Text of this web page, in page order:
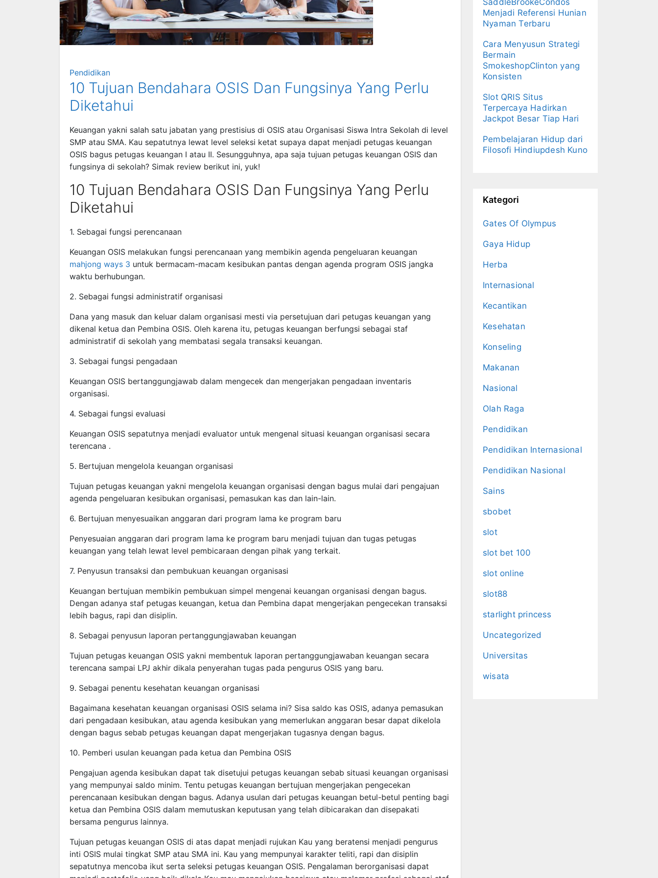
Pendidikan
10 Tujuan Bendahara OSIS Dan Fungsinya Yang Perlu
Diketahui
Keuangan yakni salah satu jabatan yang prestisius di OSIS atau Organisasi Siswa Intra Sekolah di level
SMP atau SMA. Kau sepatutnya lewat level seleksi ketat supaya dapat menjadi petugas keuangan
OSIS bagus petugas keuangan I atau II. Sesungguhnya, apa saja tujuan petugas keuangan OSIS dan
fungsinya di sekolah? Simak review berikut ini, yuk!
10 Tujuan Bendahara OSIS Dan Fungsinya Yang Perlu
Diketahui
1. Sebagai fungsi perencanaan
Keuangan OSIS melakukan fungsi perencanaan yang membikin agenda pengeluaran keuangan
mahjong ways 3 untuk bermacam-macam kesibukan pantas dengan agenda program OSIS jangka
waktu berhubungan.
2. Sebagai fungsi administratif organisasi
Dana yang masuk dan keluar dalam organisasi mesti via persetujuan dari petugas keuangan yang
dikenal ketua dan Pembina OSIS. Oleh karena itu, petugas keuangan berfungsi sebagai staf
administratif di sekolah yang membatasi segala transaksi keuangan.
3. Sebagai fungsi pengadaan
Keuangan OSIS bertanggungjawab dalam mengecek dan mengerjakan pengadaan inventaris
organisasi.
4. Sebagai fungsi evaluasi
Keuangan OSIS sepatutnya menjadi evaluator untuk mengenal situasi keuangan organisasi secara
terencana .
5. Bertujuan mengelola keuangan organisasi
Tujuan petugas keuangan yakni mengelola keuangan organisasi dengan bagus mulai dari pengajuan
agenda pengeluaran kesibukan organisasi, pemasukan kas dan lain-lain.
6. Bertujuan menyesuaikan anggaran dari program lama ke program baru
Penyesuaian anggaran dari program lama ke program baru menjadi tujuan dan tugas petugas
keuangan yang telah lewat level pembicaraan dengan pihak yang terkait.
7. Penyusun transaksi dan pembukuan keuangan organisasi
Keuangan bertujuan membikin pembukuan simpel mengenai keuangan organisasi dengan bagus.
Dengan adanya staf petugas keuangan, ketua dan Pembina dapat mengerjakan pengecekan transaksi
lebih bagus, rapi dan disiplin.
8. Sebagai penyusun laporan pertanggungjawaban keuangan
Tujuan petugas keuangan OSIS yakni membentuk laporan pertanggungjawaban keuangan secara
terencana sampai LPJ akhir dikala penyerahan tugas pada pengurus OSIS yang baru.
9. Sebagai penentu kesehatan keuangan organisasi
Bagaimana kesehatan keuangan organisasi OSIS selama ini? Sisa saldo kas OSIS, adanya pemasukan
dari pengadaan kesibukan, atau agenda kesibukan yang memerlukan anggaran besar dapat dikelola
dengan bagus sebab petugas keuangan dapat mengerjakan tugasnya dengan bagus.
10. Pemberi usulan keuangan pada ketua dan Pembina OSIS
Pengajuan agenda kesibukan dapat tak disetujui petugas keuangan sebab situasi keuangan organisasi
yang mempunyai saldo minim. Tentu petugas keuangan bertujuan mengerjakan pengecekan
perencanaan kesibukan dengan bagus. Adanya usulan dari petugas keuangan betul-betul penting bagi
ketua dan Pembina OSIS dalam memutuskan keputusan yang telah dibicarakan dan disepakati
bersama pengurus lainnya.
Tujuan petugas keuangan OSIS di atas dapat menjadi rujukan Kau yang beratensi menjadi pengurus
inti OSIS mulai tingkat SMP atau SMA ini. Kau yang mempunyai karakter teliti, rapi dan disiplin
sepatutnya mencoba ikut serta seleksi petugas keuangan OSIS. Pengalaman berorganisasi dapat
SaddleBrookeCondos
Menjadi Referensi Hunian
Nyaman Terbaru
Cara Menyusun Strategi
Bermain
SmokeshopClinton yang
Konsisten
Slot QRIS Situs
Terpercaya Hadirkan
Jackpot Besar Tiap Hari
Pembelajaran Hidup dari
Filosofi Hindiupdesh Kuno
Kategori
Gates Of Olympus
Gaya Hidup
Herba
Internasional
Kecantikan
Kesehatan
Konseling
Makanan
Nasional
Olah Raga
Pendidikan
Pendidikan Internasional
Pendidikan Nasional
Sains
sbobet
slot
slot bet 100
slot online
slot88
starlight princess
Uncategorized
Universitas
wisata